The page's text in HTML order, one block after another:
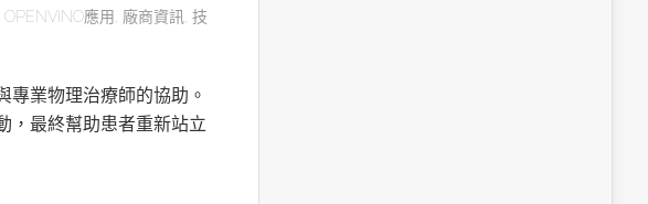
OPENVINO應用 廠商資訊 技
專業物理治療師的協助。
，最終幫助患者重新站立